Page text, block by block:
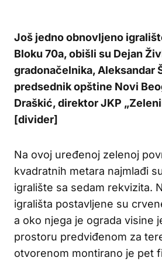
Još jedno obnovljeno
Bloku 70a, obišli su Dejan
gradonačelnika, Aleksandar
predsednik opštine Novi
Draškić, direktor JKP
[divider]
Na ovoj uređenoj zelenoj
kvadratnih metara najmlađi
igralište sa sedam rekvizita.
igrališta postavljene su
a oko njega je ograda visine
prostoru predviđenom za
otvorenom montirano je pet